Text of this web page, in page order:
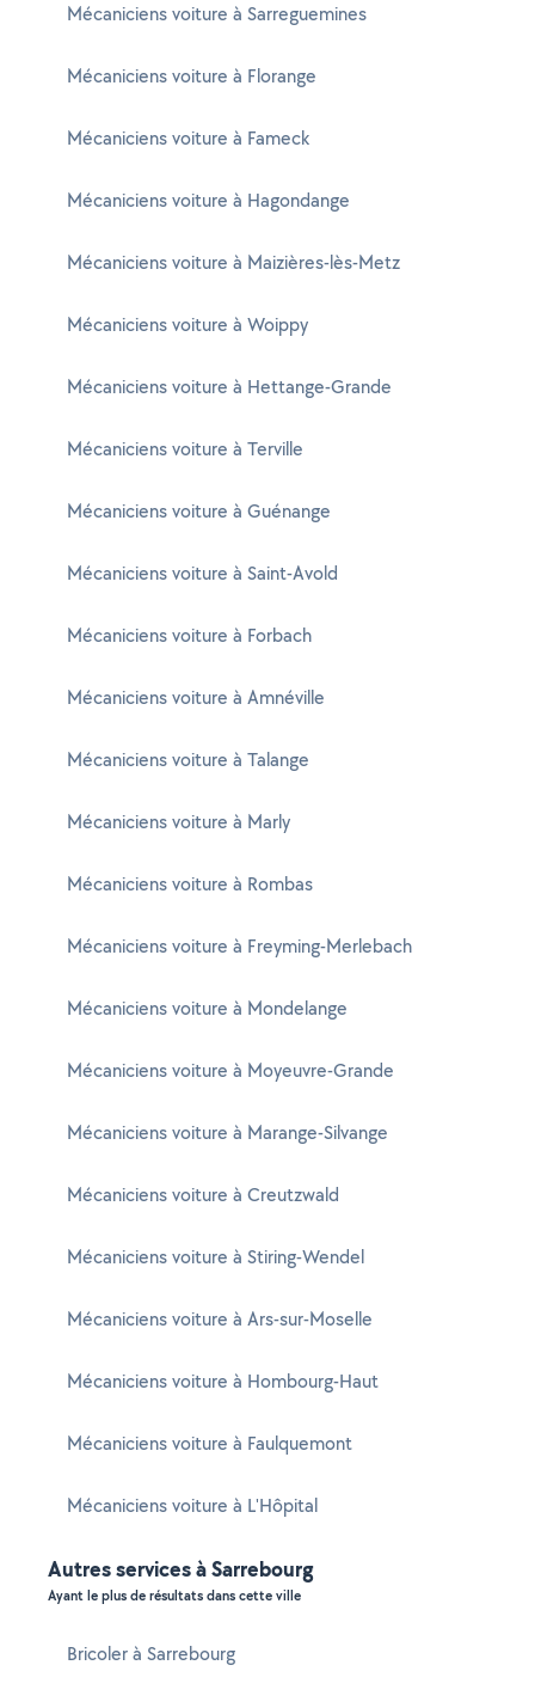
Mécaniciens voiture à Sarreguemines
Mécaniciens voiture à Florange
Mécaniciens voiture à Fameck
Mécaniciens voiture à Hagondange
Mécaniciens voiture à Maizières-lès-Metz
Mécaniciens voiture à Woippy
Mécaniciens voiture à Hettange-Grande
Mécaniciens voiture à Terville
Mécaniciens voiture à Guénange
Mécaniciens voiture à Saint-Avold
Mécaniciens voiture à Forbach
Mécaniciens voiture à Amnéville
Mécaniciens voiture à Talange
Mécaniciens voiture à Marly
Mécaniciens voiture à Rombas
Mécaniciens voiture à Freyming-Merlebach
Mécaniciens voiture à Mondelange
Mécaniciens voiture à Moyeuvre-Grande
Mécaniciens voiture à Marange-Silvange
Mécaniciens voiture à Creutzwald
Mécaniciens voiture à Stiring-Wendel
Mécaniciens voiture à Ars-sur-Moselle
Mécaniciens voiture à Hombourg-Haut
Mécaniciens voiture à Faulquemont
Mécaniciens voiture à L'Hôpital
Autres services à Sarrebourg
Ayant le plus de résultats dans cette ville
Bricoler à Sarrebourg